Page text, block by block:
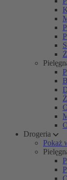
Drogeria
Pokaż